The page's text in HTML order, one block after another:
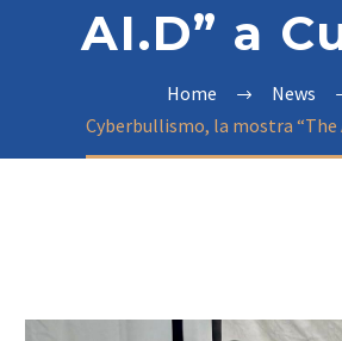
AI.D” a
Home
News
Cyberbullismo, la mostra “The